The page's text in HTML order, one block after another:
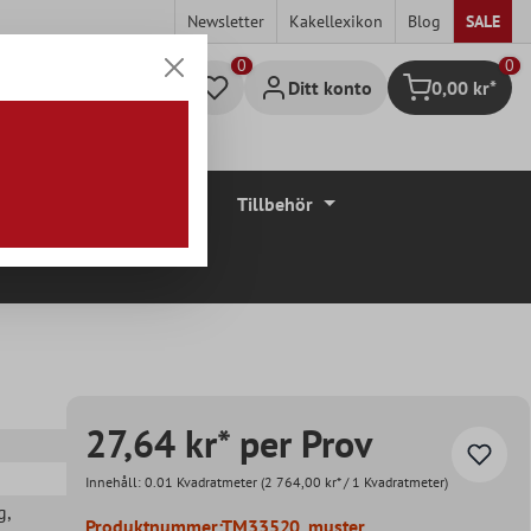
Newsletter Kakellexikon Blog SALE
Ditt konto Kundvagn
0
0,00 kr*
Tillbehör
,
27,64 kr* per Prov
Innehåll: 0.01 Kvadratmeter (2 764,00 kr* / 1 Kvadratmeter)
Produktnummer:TM33520_muster